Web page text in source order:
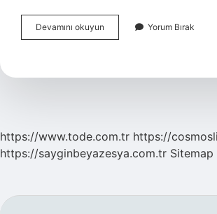
Devamını okuyun
Ilmi
Yorum Bırak
https://www.tode.com.tr https://
https://sayginbeyazesya.com.tr Sitemap